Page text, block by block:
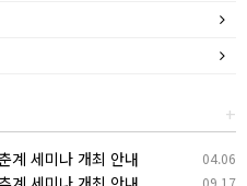
+
04.06
계 세미나 개최 안내
09.17